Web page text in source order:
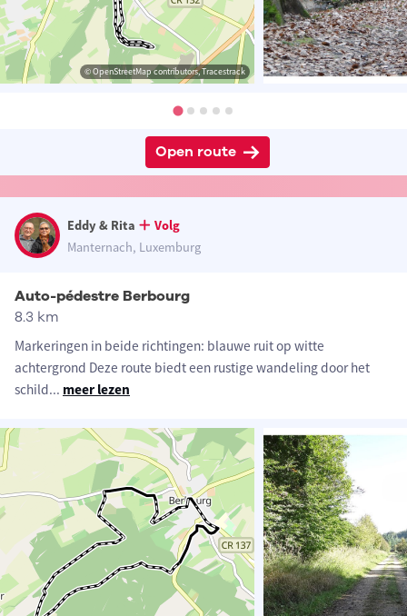
© OpenStreetMap contributors, Tracestrack
Open route
Eddy & Rita
Volg
Manternach, Luxemburg
Auto-pédestre Berbourg
8.3 km
Markeringen in beide richtingen: blauwe ruit op witte
achtergrond Deze route biedt een rustige wandeling door het
schild... meer lezen